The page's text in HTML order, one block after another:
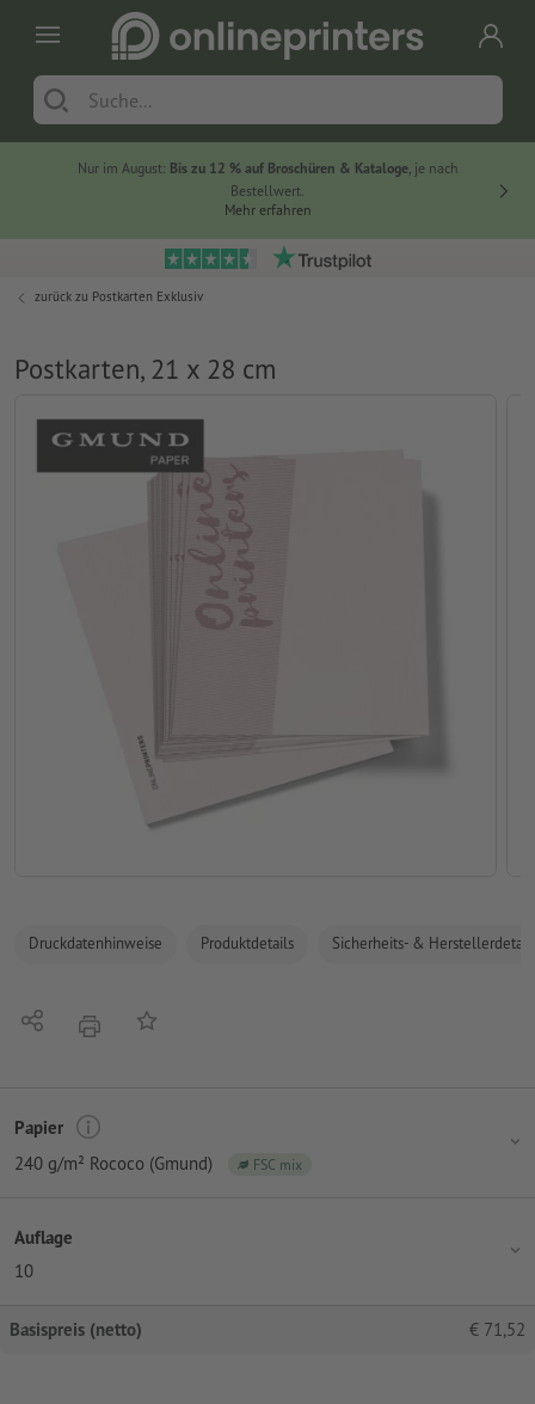
Nur im August: Bis zu 12 % auf Broschüren & Kataloge, je nach
Bestellwert.
Mehr erfahren
zurück zu Postkarten Exklusiv
Postkarten, 21 x 28 cm
Druckdatenhinweise Produktdetails Sicherheits- &
Teilen DruckenAuf die Merkliste
Papier
240 g/m² Rococo (Gmund)
FSC mix
Auflage
10
Basispreis (netto) € 71,52